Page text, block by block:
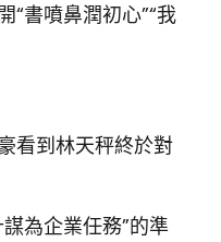
書噴鼻潤初心”“我
看到林天秤終於對
為企業任務”的準